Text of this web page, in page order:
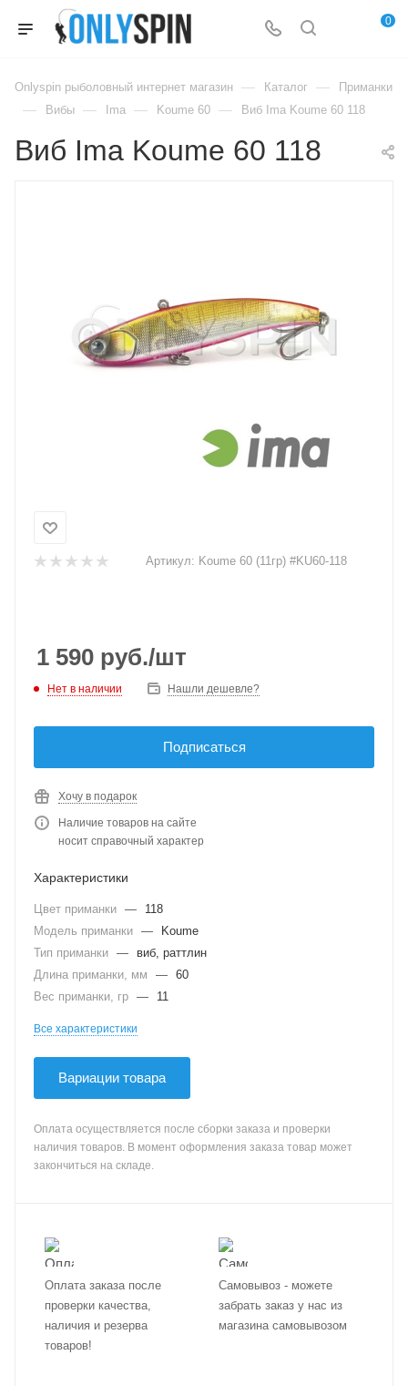
0
Onlyspin рыболовный интернет магазин — Каталог — Приманки
— Вибы — Ima — Koume 60 — Виб Ima Koume 60 118
Виб Ima Koume 60 118
Артикул: Koume 60 (11гр) #KU60-118
1 590 руб./шт
Нет в наличии Нашли дешевле?
Подписаться
Хочу в подарок
Наличие товаров на сайте
носит справочный характер
Характеристики
Цвет приманки —
118
Модель приманки —
Koume
Тип приманки —
виб, раттлин
Длина приманки, мм
— 60
Вес приманки, гр — 11
Все характеристики
Вариации товара
Оплата осуществляется после сборки заказа и проверки
наличия товаров. В момент оформления заказа товар может
закончиться на складе.
Оплата заказа после
проверки качества,
наличия и резерва
товаров!
Самовывоз - можете
забрать заказ у нас из
магазина самовывозом